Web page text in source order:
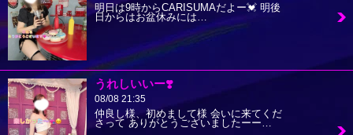
明日は9時からCARISUMAだよー💓 明後
日からはお盆休みには…
うれしいいー❣️
08/08 21:35
仲良し様、初めまして様 会いに来てくだ
さって ありがとうございましたーー…